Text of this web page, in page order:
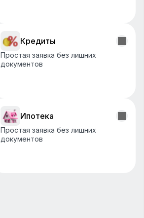
Кредиты
Простая заявка без лишних
документов
Ипотека
Простая заявка без лишних
документов